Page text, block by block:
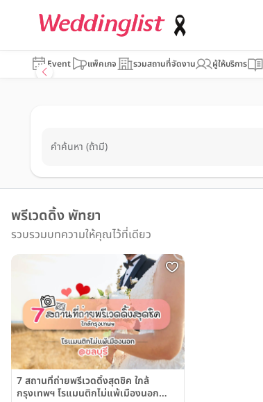
Event แพ็คเกจ รวมสถานที่จัดงาน ผู้ให้บริการ
คำค้นหา (ถ้ามี)
พรีเวดดิ้ง พัทยา
รวบรวมบทความให้คุณไว้ที่เดียว
7 สถานที่ถ่ายพรีเวดดิ้งสุดชิค ใกล้
กรุงเทพฯ โรแมนติกไม่แพ้เมืองนอก